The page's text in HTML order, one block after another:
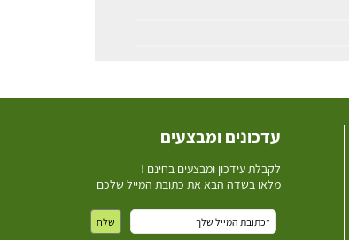
עדכונים ומבצעים
לקבלת עידכון ומבצעים בחינם !
מלאו בשדה הבא את כתובת המייל שלכם